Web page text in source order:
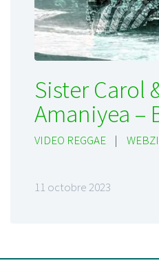
Sister Carol
Amaniyea –
VIDEO REGGAE |
11 octobre 2023